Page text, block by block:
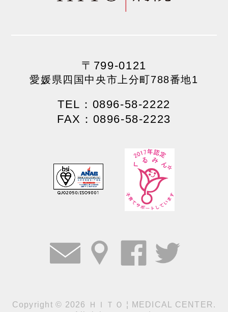
〒799-0121
愛媛県四国中央市上分町788番地1
TEL：0896-58-2222
FAX：0896-58-2223
Copyright© 2026 ＨＩＴＯ ¦ MEDICAL CENTER.